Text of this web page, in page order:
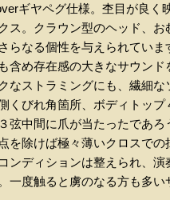
ギヤペグ仕様。杢目が良
ス。クラウン型のヘッド、
らなる個性を与えられてい
含め存在感の大きなサウン
なストラミングにも、繊細
くびれ角箇所、ボディトッ
弦中間に爪が当たったであ
を除けば極々薄いクロスで
ンディションは整えられ、
一度触ると虜のなる方も多